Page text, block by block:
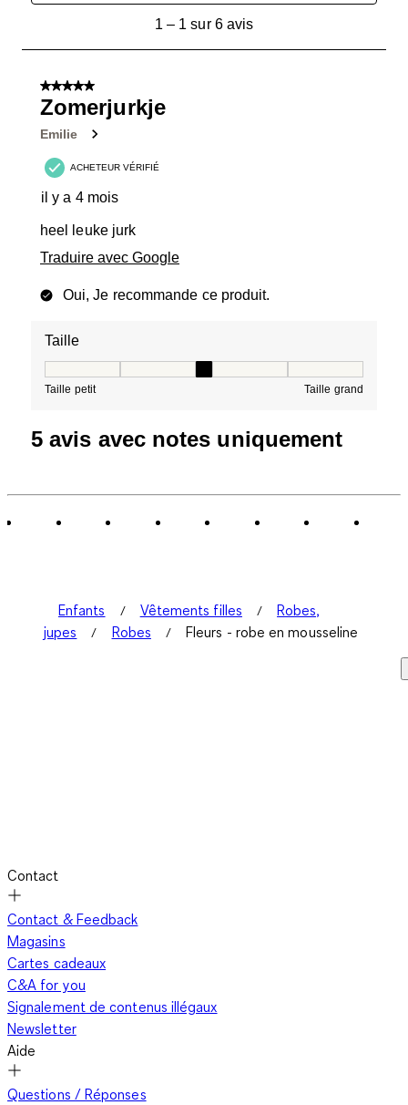
sur
avis.
1– 1 sur 6 avis
5 sur 5 étoiles.
Zomerjurkje
Emilie
ACHETEUR VÉRIFIÉ
il y a 4 mois
heel leuke jurk
Traduire avec Google
Oui, Je recommande ce produit.
Taille
Taille petit Taille grand
5 avis avec notes uniquement
Enfants Vêtements filles
Robes,
jupes
Robes Fleurs - robe en mousseline
Contact
Contact & Feedback
Magasins
Cartes cadeaux
C&A for you
Signalement de contenus illégaux
Newsletter
Aide
Questions / Réponses